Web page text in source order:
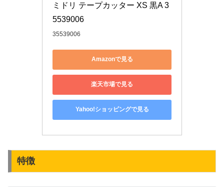
ミドリ テープカッター XS 黒A 3
5539006
35539006
Amazonで見る
楽天市場で見る
Yahoo!ショッピングで見る
特徴